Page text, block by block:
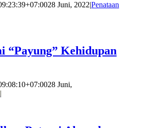
28 Juni, 2022|Penataan
“Payung” Kehidupan
28 Juni,
|